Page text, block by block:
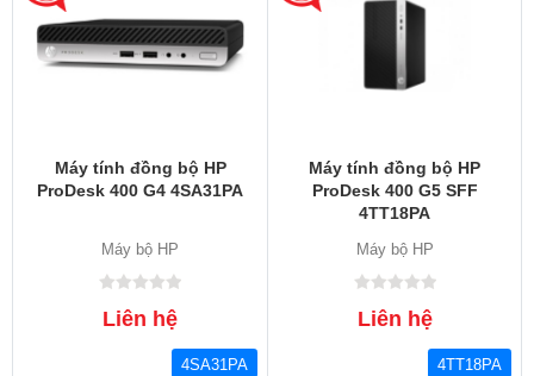
Máy tính đồng bộ HP
ProDesk 400 G4 4SA31PA
Máy bộ HP
Liên hệ
4SA31PA
Máy tính đồng bộ HP
ProDesk 400 G5 SFF
4TT18PA
Máy bộ HP
Liên hệ
4TT18PA